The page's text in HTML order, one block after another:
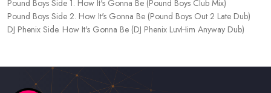
Pound Boys Side 1. How It's Gonna Be (Pound Boys Club Mix)
Pound Boys Side 2. How It's Gonna Be (Pound Boys Out 2 Late Dub)
DJ Phenix Side. How It's Gonna Be (DJ Phenix LuvHim Anyway Dub)